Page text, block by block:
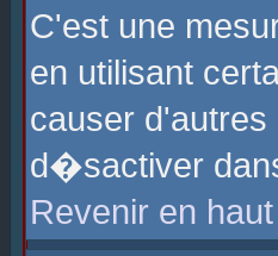
C'est une
en utilisant
causer
d�sactiver
Revenir en